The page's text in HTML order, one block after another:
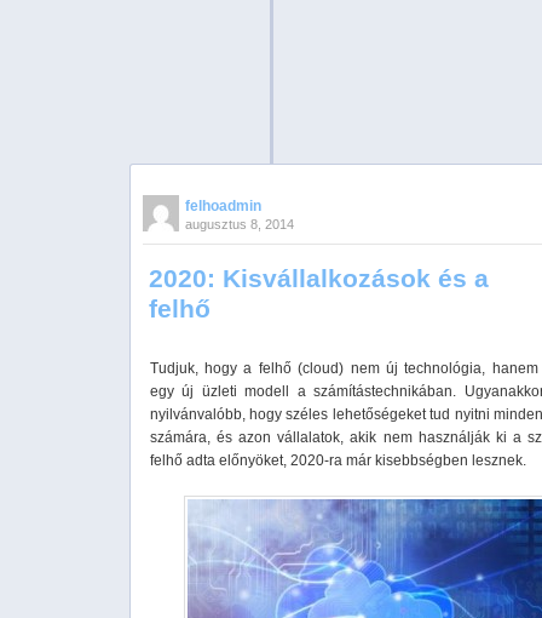
felhoadmin
augusztus 8, 2014
2020: Kisvállalkozások és a
felhő
Tudjuk, hogy a felhő (cloud) nem új technológia,
egy új üzleti modell a számítástechnikában.
nyilvánvalóbb, hogy széles lehetőségeket tud nyitni
számára, és azon vállalatok, akik nem használják ki a
felhő adta előnyöket, 2020-ra már kisebbségben lesznek.